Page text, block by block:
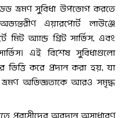
ভ্রমণ সুবিধা উপভোগ করতে
এয়ারপোর্ট লাউঞ্জে
মিট অ্যান্ড গ্রিট সার্ভিস, এবং
এই বিশেষ সুবিধাগুলো
ভিত্তি করে প্রদান করা হয়, যা
ভ্রমণ অভিজ্ঞতাকে আরও সমৃদ্ধ